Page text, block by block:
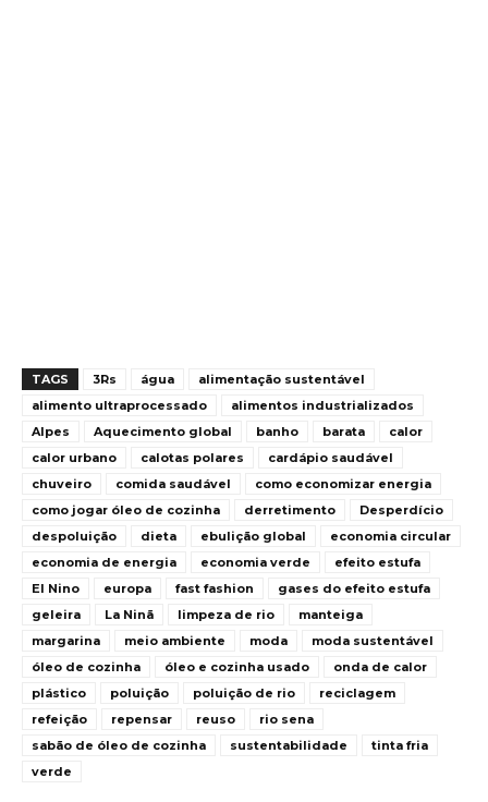
TAGS 3Rs água
alimentação sustentável
alimento ultraprocessado
alimentos industrializados
Alpes
Aquecimento global banho barata
calor
calor urbano
calotas polares
cardápio saudável
chuveiro
comida saudável
como economizar energia
como jogar óleo de cozinha
derretimento
Desperdício
despoluição
dieta ebulição global
economia circular
economia de energia
economia verde
efeito estufa
El Nino
europa fast fashion
gases do efeito estufa
geleira
La Ninã limpeza de rio
manteiga
margarina
meio ambiente moda
moda sustentável
óleo de cozinha
óleo e cozinha usado
onda de calor
plástico
poluição poluição de rio
reciclagem
refeição
repensar reuso
rio sena
sabão de óleo de cozinha
sustentabilidade
tinta fria
verde